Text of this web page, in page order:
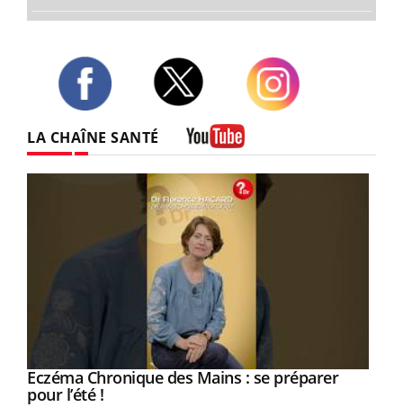
LA CHAÎNE SANTÉ
Youtube
Eczéma Chronique des Mains : se préparer
pour l’été !Youtube